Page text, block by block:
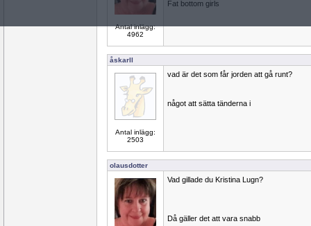
Antal inlägg:
4962
Fat bottom girls
åskarll
Antal inlägg:
2503
vad är det som får jorden att gå runt?
något att sätta tänderna i
olausdotter
Vad gillade du Kristina Lugn?
Då gäller det att vara snabb